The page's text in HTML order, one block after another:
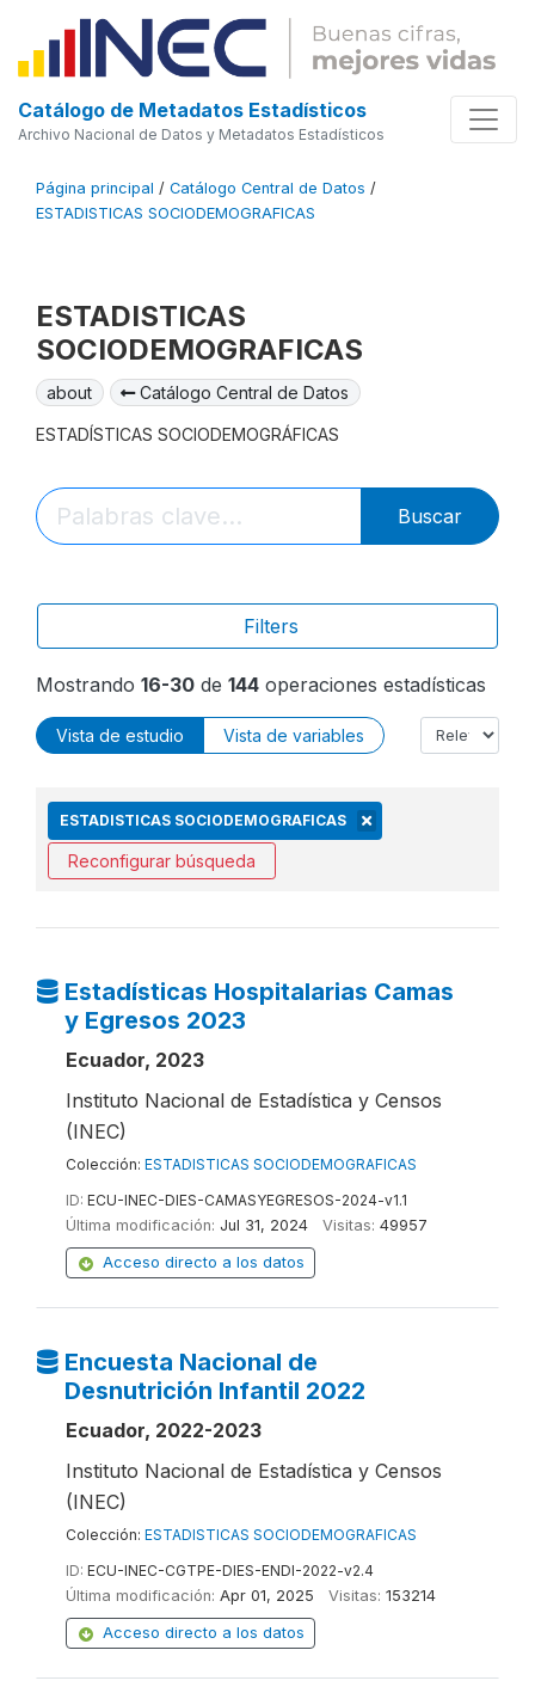
Catálogo de Metadatos Estadísticos
Archivo Nacional de Datos y Metadatos Estadísticos
Página principal / Catálogo Central de Datos /
ESTADISTICAS SOCIODEMOGRAFICAS
ESTADISTICAS
SOCIODEMOGRAFICAS
about Catálogo Central de Datos
ESTADÍSTICAS SOCIODEMOGRÁFICAS
Buscar
Filters
Mostrando 16-30 de 144 operaciones estadísticas
Vista de estudio Vista de variables
ESTADISTICAS SOCIODEMOGRAFICAS
Reconfigurar búsqueda
Estadísticas Hospitalarias Camas
y Egresos 2023
Ecuador, 2023
Instituto Nacional de Estadística y Censos
(INEC)
Colección: ESTADISTICAS SOCIODEMOGRAFICAS
ID: ECU-INEC-DIES-CAMASYEGRESOS-2024-v1.1
Última modificación: Jul 31, 2024 Visitas: 49957
Acceso directo a los datos
Encuesta Nacional de
Desnutrición Infantil 2022
Ecuador, 2022-2023
Instituto Nacional de Estadística y Censos
(INEC)
Colección: ESTADISTICAS SOCIODEMOGRAFICAS
ID: ECU-INEC-CGTPE-DIES-ENDI-2022-v2.4
Última modificación: Apr 01, 2025 Visitas: 153214
Acceso directo a los datos